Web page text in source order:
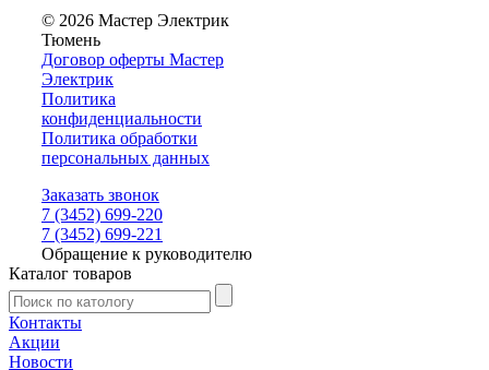
© 2026 Мастер Электрик
Тюмень
Договор оферты Мастер
Электрик
Политика
конфиденциальности
Политика обработки
персональных данных
Заказать звонок
7 (3452) 699-220
7 (3452) 699-221
Обращение к руководителю
Каталог товаров
Контакты
Акции
Новости